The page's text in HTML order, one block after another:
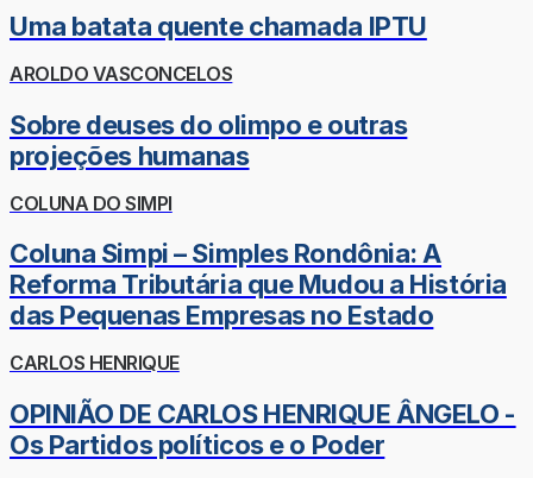
Uma batata quente chamada IPTU
AROLDO VASCONCELOS
Sobre deuses do olimpo e outras
projeções humanas
COLUNA DO SIMPI
Coluna Simpi – Simples Rondônia: A
Reforma Tributária que Mudou a História
das Pequenas Empresas no Estado
CARLOS HENRIQUE
OPINIÃO DE CARLOS HENRIQUE ÂNGELO -
Os Partidos políticos e o Poder